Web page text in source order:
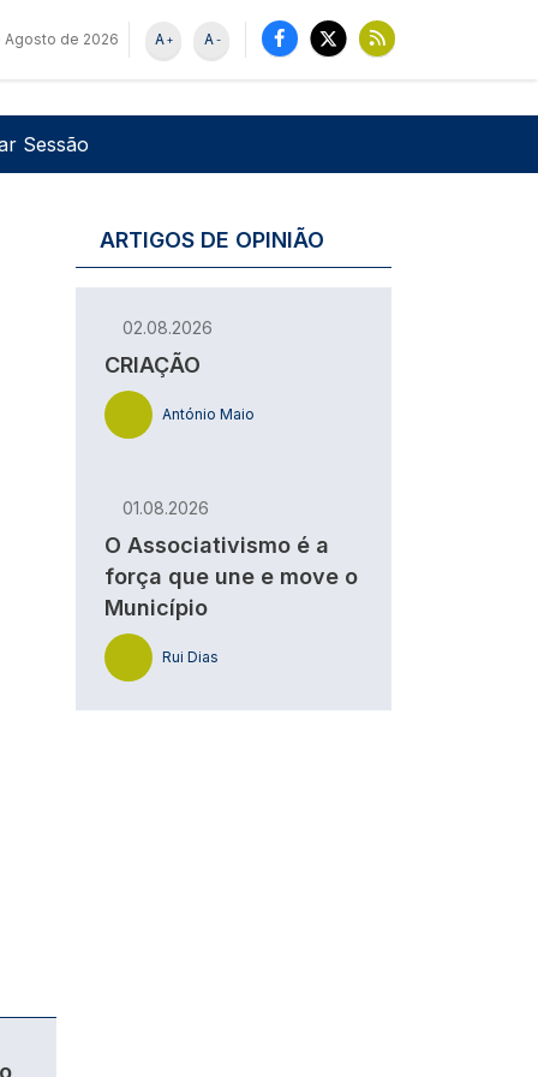
Agosto de 2026 -
A
+
A
de utilizador
Sessão
ARTIGOS DE OPINIÃO
02.08.2026
CRIAÇÃO
António Maio
01.08.2026
O Associativismo é a
força que une e move o
Município
Rui Dias